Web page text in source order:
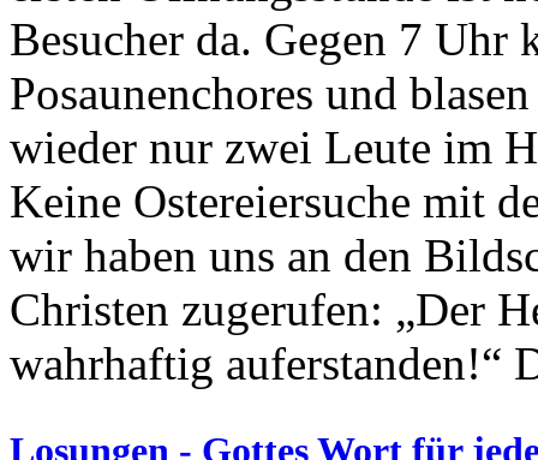
Besucher da. Gegen 7
Posaunenchores und
wieder nur zwei Leute im
Keine Ostereiersuche mit
wir haben uns an den
Christen zugerufen: „Der
wahrhaftig auferstanden!“
Losungen - Gottes Wort für